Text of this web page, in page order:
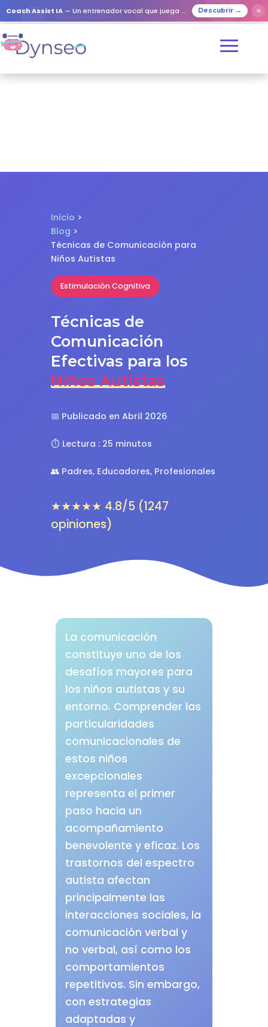
Coach Assist IA — Un entrenador vocal que juega con tus seres queridos Descubrir → ✕
Inicio >
Blog >
Técnicas de Comunicación para
Niños Autistas
Estimulación Cognitiva
Técnicas de
Comunicación
Efectivas para los
Niños Autistas
📅 Publicado en Abril 2026
⏱️ Lectura : 25 minutos
👥 Padres, Educadores, Profesionales
★★★★★ 4.8/5 (1247
opiniones)
La comunicación
constituye uno de los
desafíos mayores para
los niños autistas y su
entorno. Comprender las
particularidades
comunicacionales de
estos niños
excepcionales
representa el primer
paso hacia un
acompañamiento
benevolente y eficaz. Los
trastornos del espectro
autista afectan
principalmente las
interacciones sociales, la
comunicación verbal y
no verbal, así como los
comportamientos
repetitivos. Sin embargo,
con estrategias
adaptadas y